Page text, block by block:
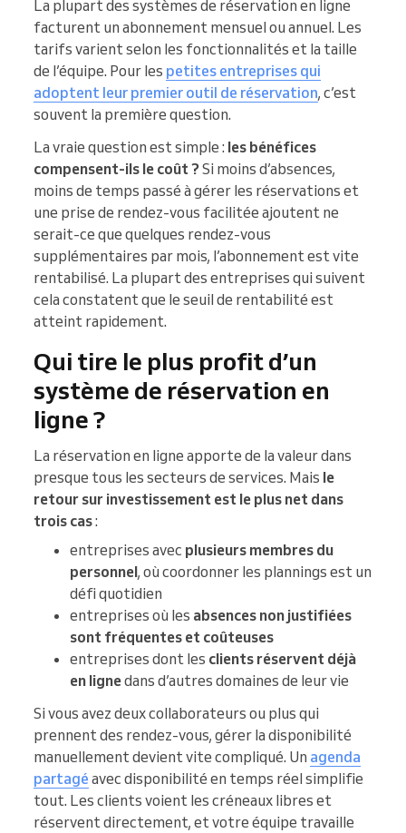
La plupart des systèmes de réservation en ligne
facturent un abonnement mensuel ou annuel. Les
tarifs varient selon les fonctionnalités et la taille
de l’équipe. Pour les petites entreprises qui
adoptent leur premier outil de réservation, c’est
souvent la première question.
La vraie question est simple : les bénéfices
compensent-ils le coût ?Si moins d’absences,
moins de temps passé à gérer les réservations et
une prise de rendez-vous facilitée ajoutent ne
serait-ce que quelques rendez-vous
supplémentaires par mois, l’abonnement est vite
rentabilisé. La plupart des entreprises qui suivent
cela constatent que le seuil de rentabilité est
atteint rapidement.
Qui tire le plus profit d’un
système de réservation en
ligne ?
La réservation en ligne apporte de la valeur dans
presque tous les secteurs de services. Mais le
retour sur investissement est le plus net dans
trois cas:
entreprises avec plusieurs membres du
personnel, où coordonner les plannings est un
défi quotidien
entreprises où les absences non justifiées
sont fréquentes et coûteuses
entreprises dont les clients réservent déjà
en lignedans d’autres domaines de leur vie
Si vous avez deux collaborateurs ou plus qui
prennent des rendez-vous, gérer la disponibilité
manuellement devient vite compliqué. Un agenda
partagé avec disponibilité en temps réel simplifie
tout. Les clients voient les créneaux libres et
réservent directement, et votre équipe travaille